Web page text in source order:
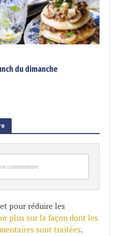
du dimanche
commentaire
pour réduire les
plus sur la façon dont les
sont traitées.